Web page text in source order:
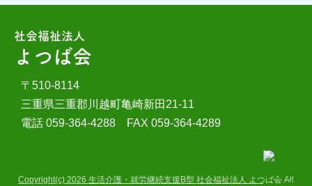
社会福祉法人
よつば会
〒510-8114
三重県三重郡川越町亀崎新田21-11
電話 059-364-4288 FAX 059-364-4289
Copyright(c) 2026 生活介護・就労継続支援B型 社会福祉法人 よつば会 All